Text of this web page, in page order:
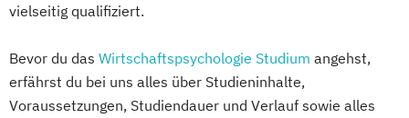
vielseitig qualifiziert.
Bevor du das Wirtschaftspsychologie Studium angehst,
erfährst du bei uns alles über Studieninhalte,
Voraussetzungen, Studiendauer und Verlauf sowie alles